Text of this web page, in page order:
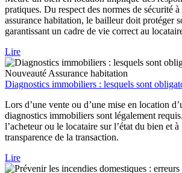
pratiques. Du respect des normes de sécurité
assurance habitation, le bailleur doit protéger
garantissant un cadre de vie correct au
Lire
Nouveauté Assurance habitation
Diagnostics immobiliers : lesquels sont
Lors d’une vente ou d’une mise en location
diagnostics immobiliers sont légalement
l’acheteur ou le locataire sur l’état du bien et
transparence de la transaction.
Lire